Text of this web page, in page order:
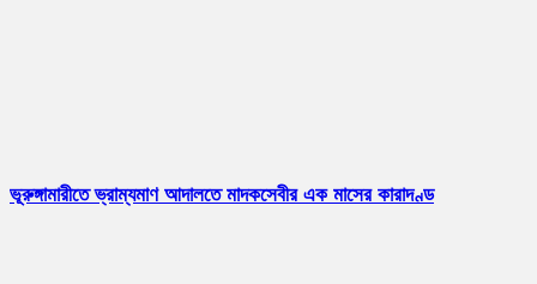
ভূরুঙ্গামারীতে ভ্রাম্যমাণ আদালতে মাদকসেবীর এক মাসের কারাদণ্ড